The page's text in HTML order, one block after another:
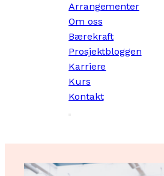
Arrangementer
Om oss
Bærekraft
Prosjektbloggen
Karriere
Kurs
Kontakt